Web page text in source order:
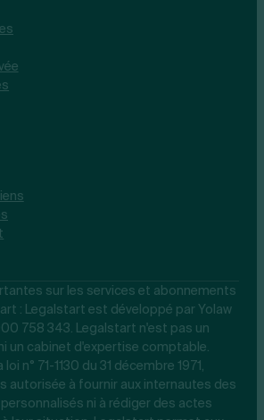
sur les services et abonnements
: Legalstart est développé par Yolaw
758 343. Legalstart n'est pas un
un cabinet d'expertise comptable.
n° 71-1130 du 31 décembre 1971,
autorisée à fournir aux internautes des
ni à rédiger des actes